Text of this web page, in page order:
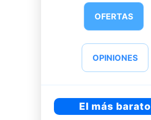
OFERTAS
OPINIONES
El más barato